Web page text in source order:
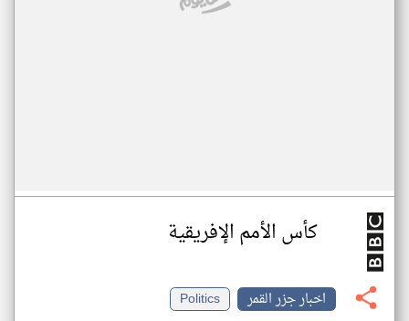
كأس الأمم الإفريقية
اخبار جزر القمر
Politics